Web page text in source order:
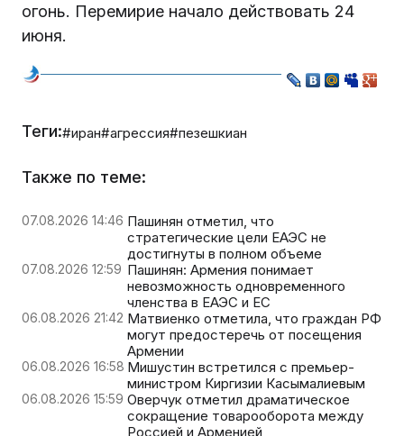
огонь. Перемирие начало действовать 24
июня.
Теги:#иран#агрессия#пезешкиан
Также по теме:
07.08.2026 14:46 Пашинян отметил, что
стратегические цели ЕАЭС не
достигнуты в полном объеме
07.08.2026 12:59 Пашинян: Армения понимает
невозможность одновременного
членства в ЕАЭС и ЕС
06.08.2026 21:42 Матвиенко отметила, что граждан РФ
могут предостеречь от посещения
Армении
06.08.2026 16:58 Мишустин встретился с премьер-
министром Киргизии Касымалиевым
06.08.2026 15:59 Оверчук отметил драматическое
сокращение товарооборота между
Россией и Арменией